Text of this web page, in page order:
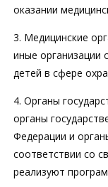
оказании
3. Медицинские
иные организации
детей в сфере
4. Органы
органы
Федерации и
соответствии со
реализуют